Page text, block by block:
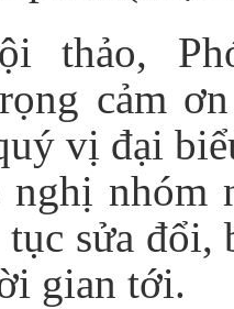
thảo,
cảm
vị đại
nhóm
sửa đổi,
gian tới.